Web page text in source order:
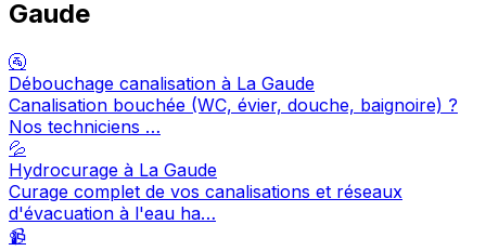
Gaude
🚰
Débouchage canalisation à La Gaude
Canalisation bouchée (WC, évier, douche, baignoire) ?
Nos techniciens …
💦
Hydrocurage à La Gaude
Curage complet de vos canalisations et réseaux
d'évacuation à l'eau ha…
📹